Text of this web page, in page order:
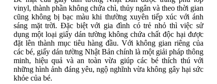
vinyl, thành phần không chứa chì, thủy ngân và theo thời gian
cũng không bị bạc màu khi thường xuyên tiếp xúc với ánh
sáng mặt trời. Đặc biệt với gia đình có trẻ nhỏ thì việc sử
dụng một loại giấy dán tường không chứa chất độc hại được
đặt lên thành mục tiêu hàng đầu. Với không gian riêng của
các bé, giấy dán tường Nhật Bản chính là một giải pháp thông
minh, hiệu quả và an toàn vừa giúp các bé thích thú với
những hình ảnh đáng yêu, ngộ nghĩnh vừa không gây hại sức
khỏe của bé.